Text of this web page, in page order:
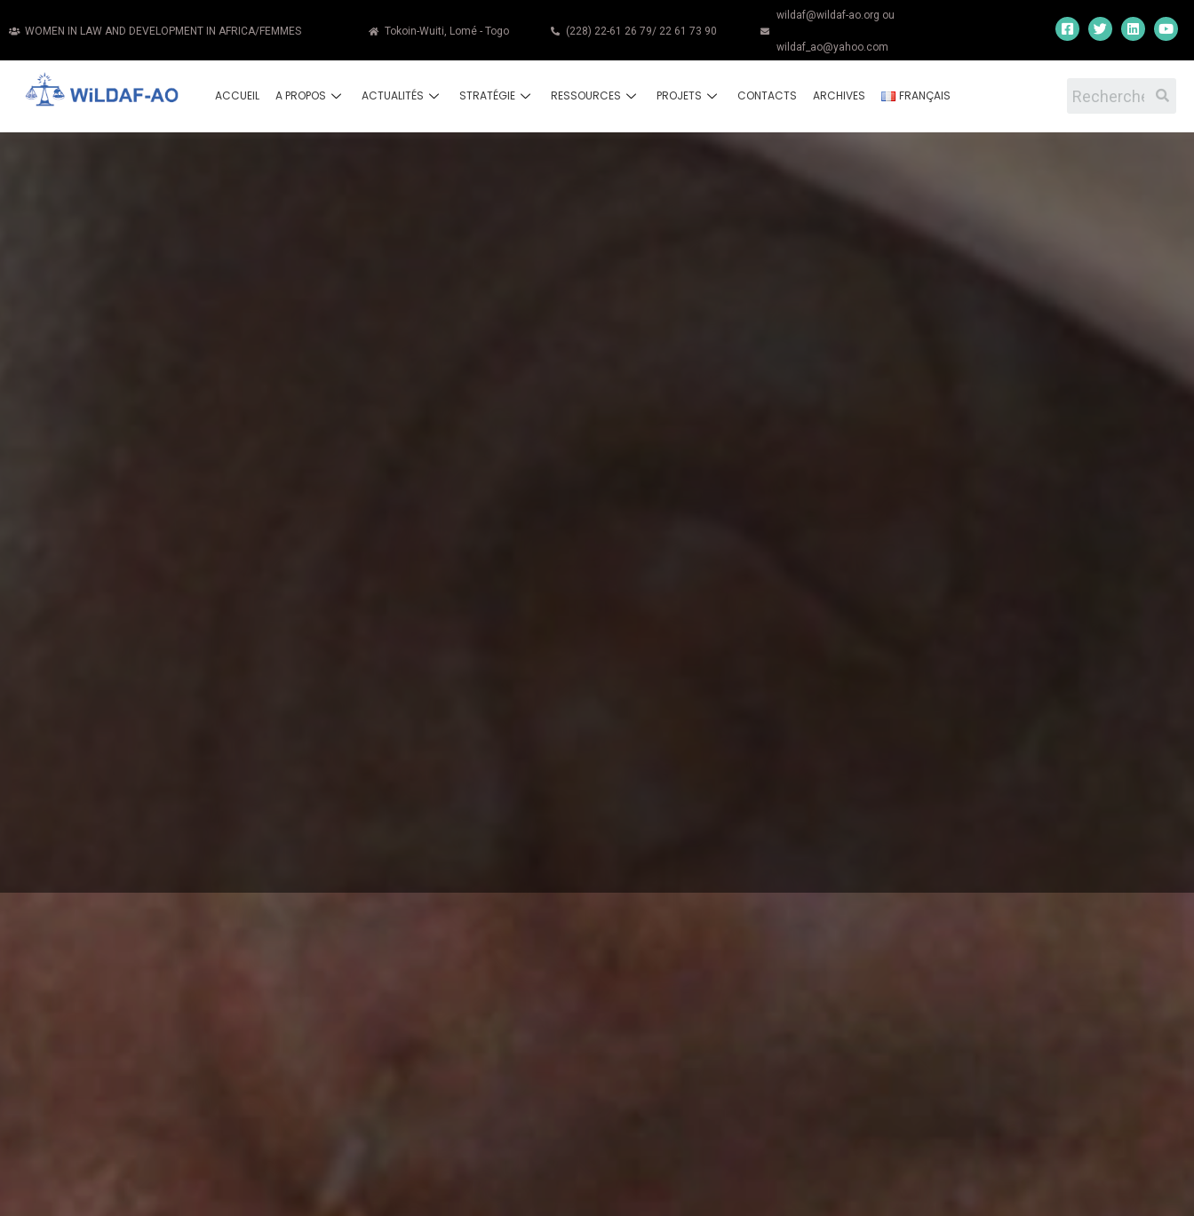
WOMEN IN LAW AND DEVELOPMENT IN AFRICA/FEMMES Tokoin-Wuiti, Lomé - Togo (228) 22-61 26 79/ 22 61 73 90
wildaf@wildaf-ao.org ou
wildaf_ao@yahoo.com
ACCUEIL A PROPOS ACTUALITÉS STRATÉGIE RESSOURCES PROJETS CONTACTS ARCHIVES FRANÇAIS